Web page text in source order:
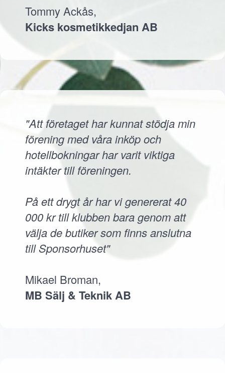
Tommy Ackås,
Kicks kosmetikkedjan AB
"Att företaget har kunnat stödja min
förening med våra inköp och
hotellbokningar har varit viktiga
intäkter till föreningen.
På ett drygt år har vi genererat 40
000 kr till klubben bara genom att
välja de butiker som finns anslutna
till Sponsorhuset"
Mikael Broman,
MB Sälj & Teknik AB